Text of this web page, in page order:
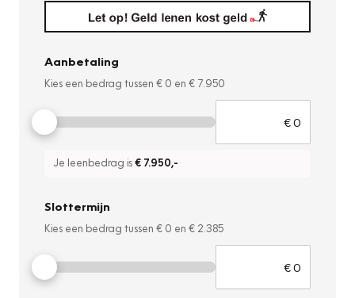
Aanbetaling
Kies een bedrag tussen € 0 en € 7.950
Je leenbedrag is€ 7.950,-
Slottermijn
Kies een bedrag tussen € 0 en € 2.385